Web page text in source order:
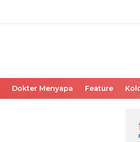
Dokter Menyapa Feature